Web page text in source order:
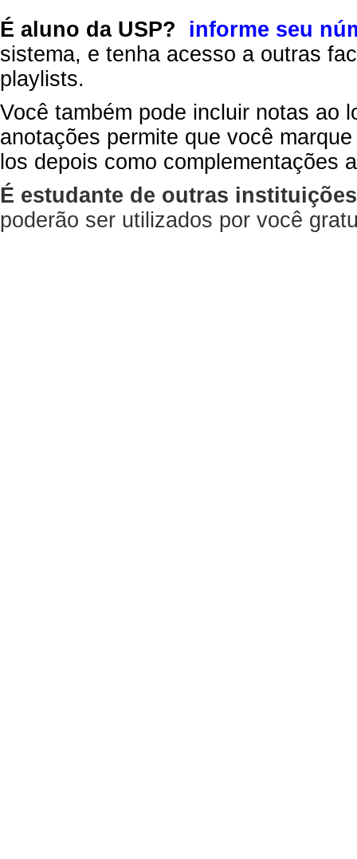
É aluno da USP?
informe seu
sistema, e tenha acesso a outras
playlists.
Você também pode incluir notas ao
anotações permite que você
los depois como complementações
É estudante de outras
poderão ser utilizados por você